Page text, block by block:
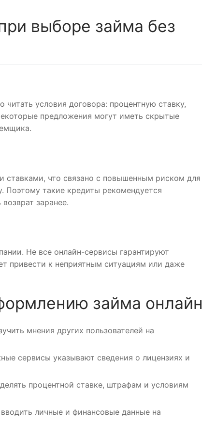
выборе займа без
условия договора: процентную ставку,
предложения могут иметь скрытые
ставками, что связано с повышенным риском для
такие кредиты рекомендуется
заранее.
Не все онлайн-сервисы гарантируют
привести к неприятным ситуациям или даже
займа онлайн
мнения других пользователей на
сервисы указывают сведения о лицензиях и
процентной ставке, штрафам и условиям
личные и финансовые данные на